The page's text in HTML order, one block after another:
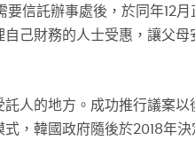
信託辦事處後，於同年12
自己財務的人士受惠，讓父
人的地方。成功推行議案
，韓國政府隨後於2018年